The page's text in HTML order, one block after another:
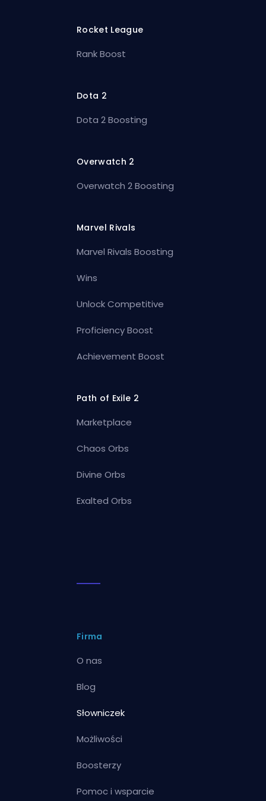
Rocket League
Rank Boost
Dota 2
Dota 2 Boosting
Overwatch 2
Overwatch 2 Boosting
Marvel Rivals
Marvel Rivals Boosting
Wins
Unlock Competitive
Proficiency Boost
Achievement Boost
Path of Exile 2
Marketplace
Chaos Orbs
Divine Orbs
Exalted Orbs
Firma
O nas
Blog
Słowniczek
Możliwości
Boosterzy
Pomoc i wsparcie